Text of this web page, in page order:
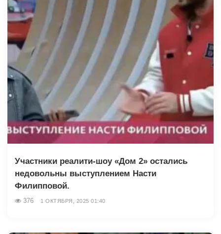
Участники реалити-шоу «Дом 2» остались
недовольны выступлением Насти
Филипповой.
376 1 ОКТЯБРЯ, 2025 01:40